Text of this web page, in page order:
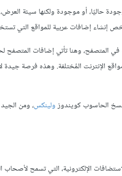
حاليًا، أو موجودة ولكنها سيئة العرض،
إنشاء إضافات عربية للمواقع التي
المتصفح، وهنا تأتي إضافات المتصفح
الإنترنت المُختلفة. وهذه فرصة
الحاسوب كويندوزولينكس، ومن
الإلكترونية، التي تسمح لأصحاب